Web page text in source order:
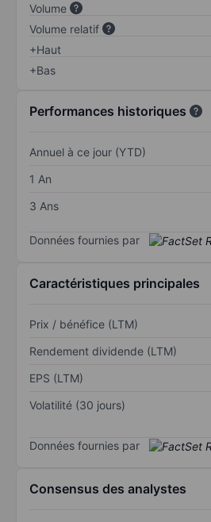
Volume
Volume relatif
+Haut
+Bas
Performances historiques
Annuel à ce jour (YTD)
1 An
3 Ans
Données fournies par
Caractéristiques principales
Prix / bénéfice (LTM)
Rendement dividende (LTM)
EPS (LTM)
Volatilité (30 jours)
Données fournies par
Consensus des analystes